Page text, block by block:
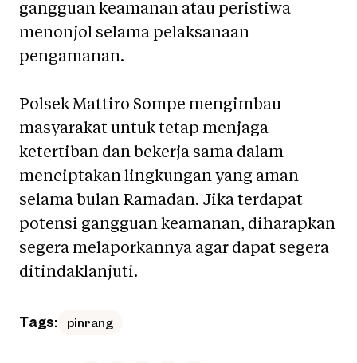
gangguan keamanan atau peristiwa
menonjol selama pelaksanaan
pengamanan.
Polsek Mattiro Sompe mengimbau
masyarakat untuk tetap menjaga
ketertiban dan bekerja sama dalam
menciptakan lingkungan yang aman
selama bulan Ramadan. Jika terdapat
potensi gangguan keamanan, diharapkan
segera melaporkannya agar dapat segera
ditindaklanjuti.
Tags: pinrang